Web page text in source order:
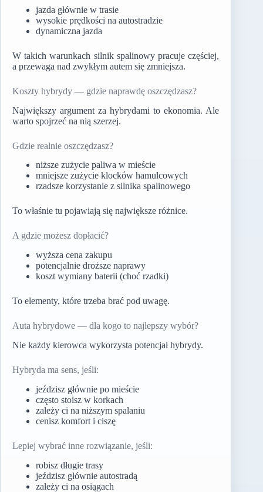
jazda głównie w trasie
wysokie prędkości na autostradzie
dynamiczna jazda
W takich warunkach silnik spalinowy pracuje częściej,
a przewaga nad zwykłym autem się zmniejsza.
Koszty hybrydy — gdzie naprawdę oszczędzasz?
Największy argument za hybrydami to ekonomia. Ale
warto spojrzeć na nią szerzej.
Gdzie realnie oszczędzasz?
niższe zużycie paliwa w mieście
mniejsze zużycie klocków hamulcowych
rzadsze korzystanie z silnika spalinowego
To właśnie tu pojawiają się największe różnice.
A gdzie możesz dopłacić?
wyższa cena zakupu
potencjalnie droższe naprawy
koszt wymiany baterii (choć rzadki)
To elementy, które trzeba brać pod uwagę.
Auta hybrydowe — dla kogo to najlepszy wybór?
Nie każdy kierowca wykorzysta potencjał hybrydy.
Hybryda ma sens, jeśli:
jeździsz głównie po mieście
często stoisz w korkach
zależy ci na niższym spalaniu
cenisz komfort i ciszę
Lepiej wybrać inne rozwiązanie, jeśli:
robisz długie trasy
jeździsz głównie autostradą
zależy ci na osiągach